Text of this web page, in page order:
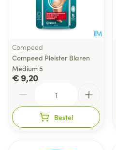
Compeed
Compeed Pleister Blaren
Medium 5
€ 9,20
Bestel